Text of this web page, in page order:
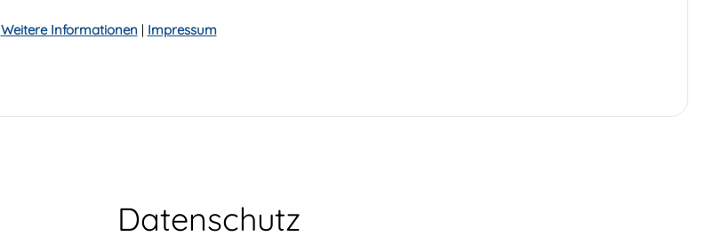
Datenschutz
Weitere Informationen| Impressum